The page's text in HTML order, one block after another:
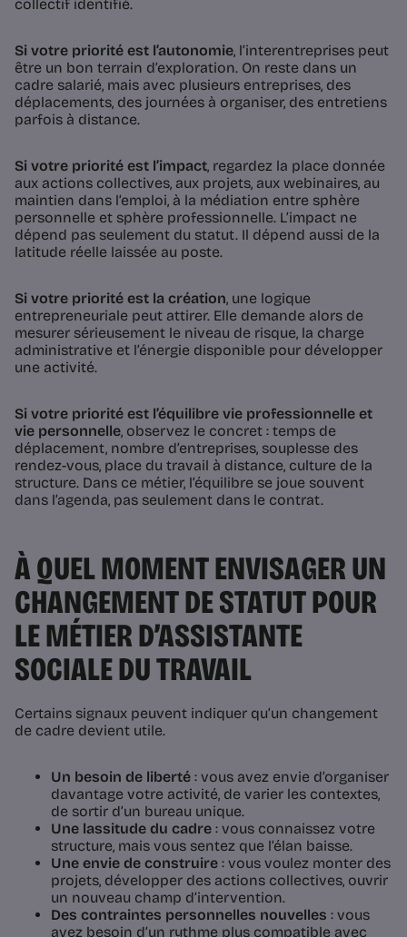
collectif identifié.
Si votre priorité est l’autonomie, l’interentreprises peut
être un bon terrain d’exploration. On reste dans un
cadre salarié, mais avec plusieurs entreprises, des
déplacements, des journées à organiser, des entretiens
parfois à distance.
Si votre priorité est l’impact, regardez la place donnée
aux actions collectives, aux projets, aux webinaires, au
maintien dans l’emploi, à la médiation entre sphère
personnelle et sphère professionnelle. L’impact ne
dépend pas seulement du statut. Il dépend aussi de la
latitude réelle laissée au poste.
Si votre priorité est la création, une logique
entrepreneuriale peut attirer. Elle demande alors de
mesurer sérieusement le niveau de risque, la charge
administrative et l’énergie disponible pour développer
une activité.
Si votre priorité est l’équilibre vie professionnelle et
vie personnelle, observez le concret : temps de
déplacement, nombre d’entreprises, souplesse des
rendez-vous, place du travail à distance, culture de la
structure. Dans ce métier, l’équilibre se joue souvent
dans l’agenda, pas seulement dans le contrat.
À QUEL MOMENT ENVISAGER UN
CHANGEMENT DE STATUT POUR
LE MÉTIER D’ASSISTANTE
SOCIALE DU TRAVAIL
Certains signaux peuvent indiquer qu’un changement
de cadre devient utile.
Un besoin de liberté : vous avez envie d’organiser
davantage votre activité, de varier les contextes,
de sortir d’un bureau unique.
Une lassitude du cadre : vous connaissez votre
structure, mais vous sentez que l’élan baisse.
Une envie de construire : vous voulez monter des
projets, développer des actions collectives, ouvrir
un nouveau champ d’intervention.
Des contraintes personnelles nouvelles : vous
avez besoin d’un rythme plus compatible avec